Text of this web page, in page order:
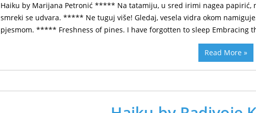
Haiku by Marijana Petronić ***** Na tatamiju, u sred irimi nagea
smreki se udvara. ***** Ne tuguj više! Gledaj, vesela vidra okom
pjesmom. ***** Freshness of pines. I have forgotten to sleep Embracing
Read More »